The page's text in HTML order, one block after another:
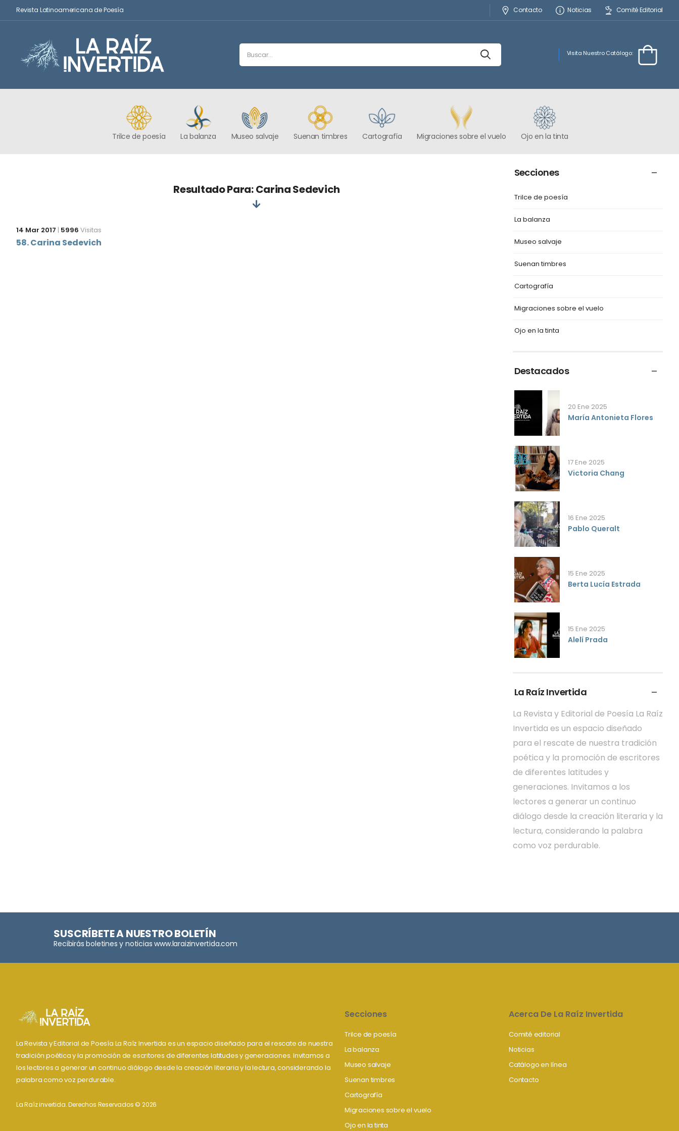
Revista Latinoamericana de Poesía Contacto Noticias Comité Editorial
Visita Nuestro Catálogo:
Trilce de poesía La balanza Museo salvaje Suenan timbres Cartografía Migraciones sobre el vuelo Ojo en la tinta
Resultado Para: Carina Sedevich
14 Mar 2017 | 5996 Visitas
58. Carina Sedevich
Secciones
Trilce de poesía
La balanza
Museo salvaje
Suenan timbres
Cartografía
Migraciones sobre el vuelo
Ojo en la tinta
Destacados
20 Ene 2025
María Antonieta Flores
17 Ene 2025
Victoria Chang
16 Ene 2025
Pablo Queralt
15 Ene 2025
Berta Lucía Estrada
15 Ene 2025
Alelí Prada
La Raíz Invertida
La Revista y Editorial de Poesía La Raíz
Invertida es un espacio diseñado
para el rescate de nuestra tradición
poética y la promoción de escritores
de diferentes latitudes y
generaciones. Invitamos a los
lectores a generar un continuo
diálogo desde la creación literaria y la
lectura, considerando la palabra
como voz perdurable.
SUSCRÍBETE A NUESTRO BOLETÍN
Recibirás boletines y noticias www.laraizinvertida.com
La Revista y Editorial de Poesía La Raíz Invertida es un espacio diseñado para el rescate de nuestra
tradición poética y la promoción de escritores de diferentes latitudes y generaciones. Invitamos a
los lectores a generar un continuo diálogo desde la creación literaria y la lectura, considerando la
palabra como voz perdurable.
La Raíz invertida. Derechos Reservados © 2026
Secciones
Trilce de poesía
La balanza
Museo salvaje
Suenan timbres
Cartografía
Migraciones sobre el vuelo
Ojo en la tinta
Acerca De La Raíz Invertida
Comité editorial
Noticias
Catálogo en línea
Contacto